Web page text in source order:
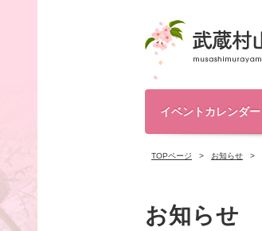
イベントカレンダー
TOPページ お知らせ
お知らせ